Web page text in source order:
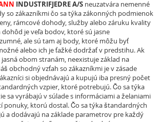
INDUSTRIFJEDRE A/S neuzatvára nemenné
so zákazníkmi čo sa týka zákonných podmienok
rámcové dohody, služby alebo záruku kvality
je veľa bodov, ktoré sú jasne
ale sú tam aj body, ktoré môžu byť
alebo ich je ťažké dodržať v predstihu. Ak
obom stranám, neexistuje základ na
obchodný vzťah so zákazníkmi je v zásade
si objednávajú a kupujú iba presný počet
vzpier, ktoré potrebujú. Čo sa týka
sa vyrábajú v súlade s informáciami a želaniami
ponuky, ktorú dostal. Čo sa týka štandardných
a dodávajú na základe parametrov pre každý